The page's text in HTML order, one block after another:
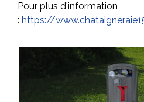
Pour plus d'information
: https://